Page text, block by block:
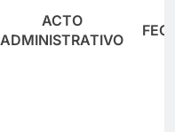
ACTO
ADMINISTRATIVO